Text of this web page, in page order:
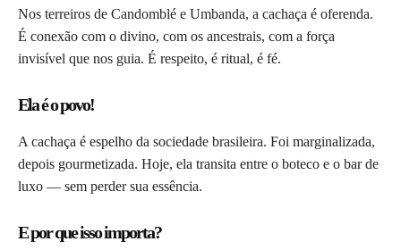
Nos terreiros de Candomblé e Umbanda, a cachaça é oferenda.
É conexão com o divino, com os ancestrais, com a força
invisível que nos guia. É respeito, é ritual, é fé.
Ela é o povo!
A cachaça é espelho da sociedade brasileira. Foi marginalizada,
depois gourmetizada. Hoje, ela transita entre o boteco e o bar de
luxo — sem perder sua essência.
E por que isso importa?